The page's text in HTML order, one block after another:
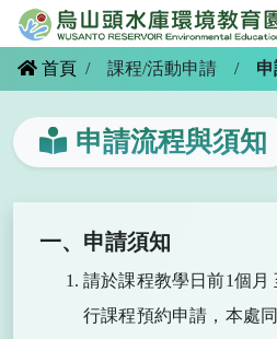
要
容
首頁 / 課程/活動申請 /
申請流程與須知
一、申請須知
請於課程教學日前1個月
行課程預約申請，本處